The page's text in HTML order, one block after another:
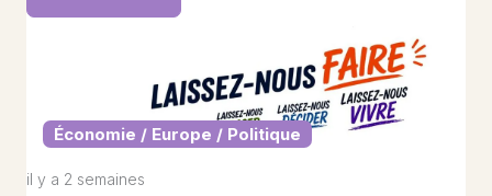
Économie / Europe / Politique
il y a 2 semaines